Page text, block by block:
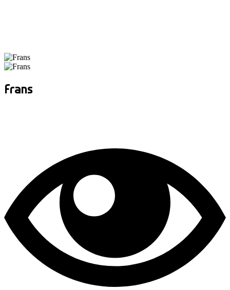
Frans